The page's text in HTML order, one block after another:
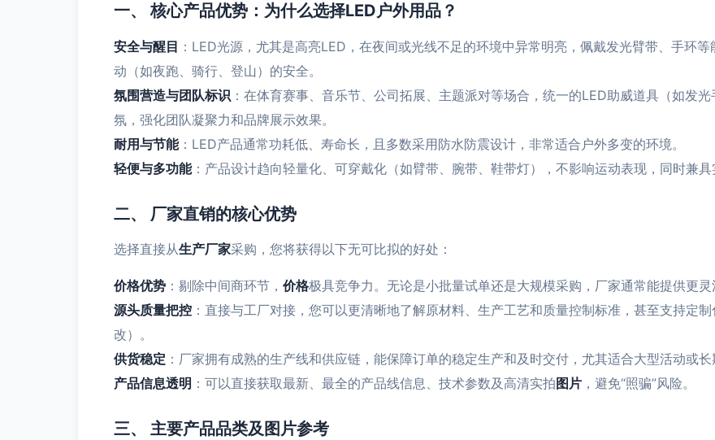
一、 核心产品优势：为什么选择LED户外用品？
安全与醒目 ：LED光源，尤其是高亮LED，在夜间或光线不足的环境中异常明亮，佩戴发光臂带、手环
动（如夜跑、骑行、登山）的安全。
氛围营造与团队标识 ：在体育赛事、音乐节、公司拓展、主题派对等场合，统一的LED助威道具（如发
氛，强化团队凝聚力和品牌展示效果。
耐用与节能：LED产品通常功耗低、寿命长，且多数采用防水防震设计，非常适合户外多变的环境。
轻便与多功能：产品设计趋向轻量化、可穿戴化（如臂带、腕带、鞋带灯），不影响运动表现，同时兼具
二、 厂家直销的核心优势
选择直接从生产厂家采购，您将获得以下无可比拟的好处：
价格优势 ：剔除中间商环节， 价格极具竞争力。无论是小批量试单还是大规模采购，厂家通常能提供更灵
源头质量把控 ：直接与工厂对接，您可以更清晰地了解原材料、生产工艺和质量控制标准，甚至支持定
改）。
供货稳定 ：厂家拥有成熟的生产线和供应链，能保障订单的稳定生产和及时交付，尤其适合大型活动或长
产品信息透明 ：可以直接获取最新、最全的产品线信息、技术参数及高清实拍 图片 ，避免“照骗”风险。
三、 主要产品品类及图片参考